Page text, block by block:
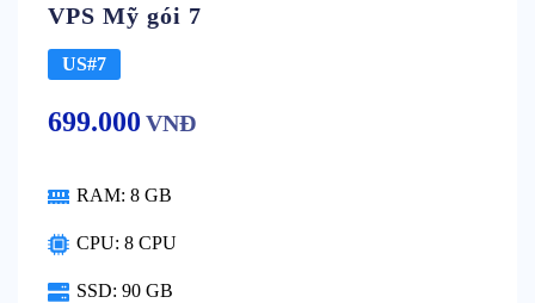
VPS Mỹ gói 7
US#7
699.000 VNĐ
RAM: 8 GB
CPU: 8 CPU
SSD: 90 GB